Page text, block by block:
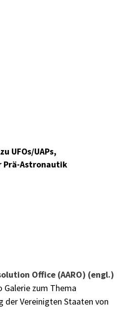
UFOs/UAPs,
Prä-Astronautik
Office (AARO) (engl.)
Galerie zum Thema
der Vereinigten Staaten von